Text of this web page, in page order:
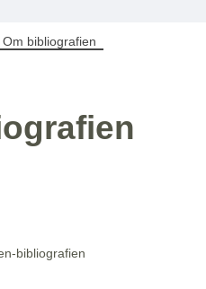
Om bibliografien
bibliografien